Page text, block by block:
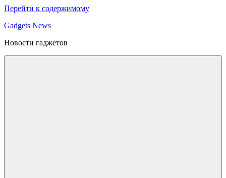
Перейти к содержимому
Gadgets News
Новости гаджетов